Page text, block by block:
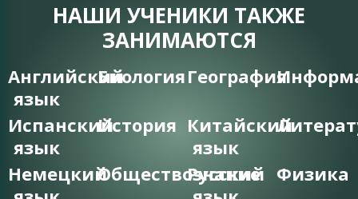
НАШИ УЧЕНИКИ ТАКЖЕ
ЗАНИМАЮТСЯ
Английский
язык
БиологияГеография
Испанский
язык
История Китайский
язык
НемецкийОбществознание
Русский Физика